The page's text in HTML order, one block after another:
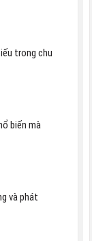
trong chu
biến mà
và phát